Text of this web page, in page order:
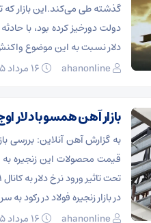
گذشته طی می‌کند.این بازار که
دولت دورخیز کرده بود، با
دلار نسبت به این موضوع
ahanonline
بازار آهن همسو با دلار
قیمت محصولات این زنجیره
در بازار زنجیره فولاد در رکود به
ahanonline